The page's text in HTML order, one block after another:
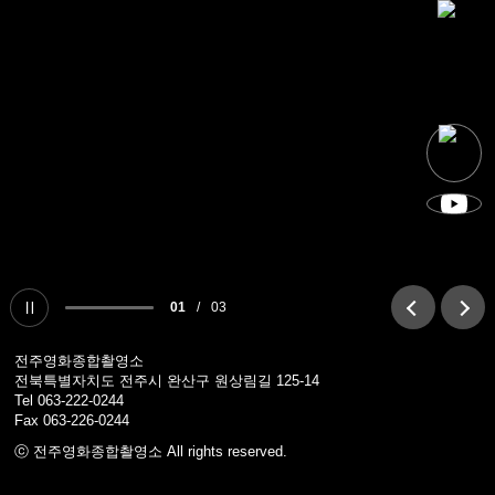
01 / 03
전주영화종합촬영소
전북특별자치도 전주시 완산구 원상림길 125-14
Tel063-222-0244
Fax 063-226-0244
ⓒ 전주영화종합촬영소 All rights reserved.